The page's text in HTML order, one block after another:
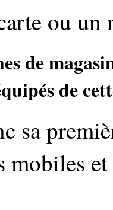
ou un
de
de
sa
mobiles